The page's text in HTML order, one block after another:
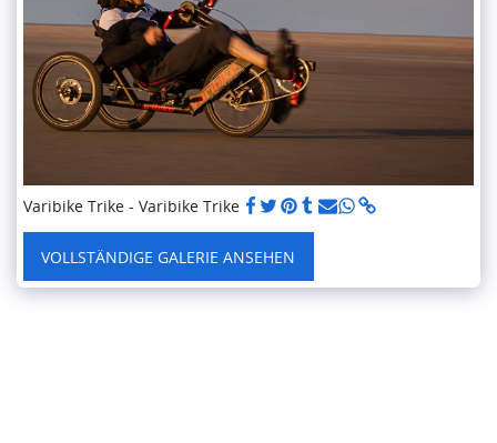
Varibike Trike - Varibike Trike
VOLLSTÄNDIGE GALERIE ANSEHEN